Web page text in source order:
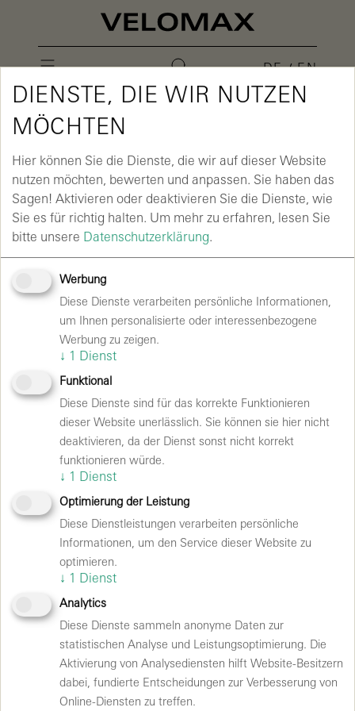
DE EN
BERLINER PILSNER
Die Partnerschaft mit Berliner Pilsner und der
dazugehörigen Radeberger Gruppe steht für Qualität,
Regionalität und gemeinsames Erleben. Velomax
schafft die Räume für große Veranstaltungen, Berliner
Pilsner sorgt für ehrlichen Genuss aus handwerklicher
Braukunst.
Zusammen bringen wir Berliner Kultur auf
den Punkt und machen Events zu runden
Erlebnissen, denn was wäre ein
DIENSTE, DIE WIR NUTZEN
MÖCHTEN
Hier können Sie die Dienste, die wir auf dieser Website
nutzen möchten, bewerten und anpassen. Sie haben das
Sagen! Aktivieren oder deaktivieren Sie die Dienste, wie
Sie es für richtig halten. Um mehr zu erfahren, lesen Sie
bitte unsere Datenschutzerklärung.
Werbung
Diese Dienste verarbeiten persönliche Informationen,
um Ihnen personalisierte oder interessenbezogene
Werbung zu zeigen.
↓ 1 Dienst
Funktional
Diese Dienste sind für das korrekte Funktionieren
dieser Website unerlässlich. Sie können sie hier nicht
deaktivieren, da der Dienst sonst nicht korrekt
funktionieren würde.
↓ 1 Dienst
Optimierung der Leistung
Diese Dienstleistungen verarbeiten persönliche
Informationen, um den Service dieser Website zu
optimieren.
↓ 1 Dienst
Analytics
Diese Dienste sammeln anonyme Daten zur
statistischen Analyse und Leistungsoptimierung. Die
Aktivierung von Analysediensten hilft Website-Besitzern
dabei, fundierte Entscheidungen zur Verbesserung von
Online-Diensten zu treffen.